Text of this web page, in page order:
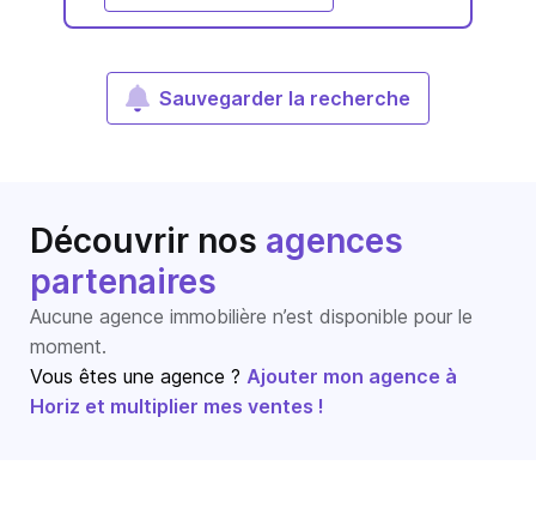
Sauvegarder la recherche
Découvrir nos agences
partenaires
Aucune agence immobilière n’est disponible pour le
moment.
Vous êtes une agence ? Ajouter mon agence à
Horiz et multiplier mes ventes !